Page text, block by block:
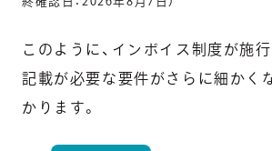
このように、インボイス制度が施行
記載が必要な要件がさらに細かく
かります。